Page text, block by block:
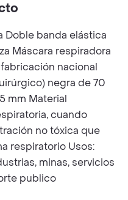
Doble banda elástica
Máscara respiradora
nacional
negra de 70
mm Material
cuando
no tóxica que
respiratorio Usos:
minas, servicios
publico